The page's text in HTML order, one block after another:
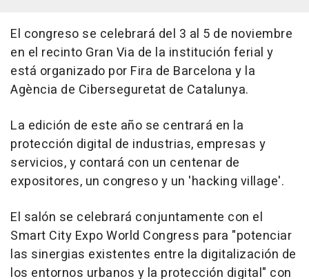
El congreso se celebrará del 3 al 5 de noviembre
en el recinto Gran Via de la institución ferial y
está organizado por Fira de Barcelona y la
Agència de Ciberseguretat de Catalunya.
La edición de este año se centrará en la
protección digital de industrias, empresas y
servicios, y contará con un centenar de
expositores, un congreso y un 'hacking village'.
El salón se celebrará conjuntamente con el
Smart City Expo World Congress para "potenciar
las sinergias existentes entre la digitalización de
los entornos urbanos y la protección digital" con